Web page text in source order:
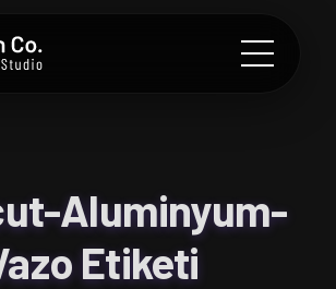
Aluminyum-
Etiketi